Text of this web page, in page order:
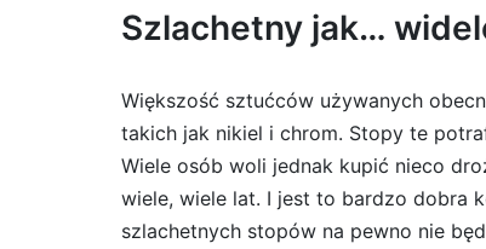
Szlachetny jak…
Większość sztućców używanych
takich jak nikiel i chrom. Stopy te
Wiele osób woli jednak kupić nieco
wiele, wiele lat. I jest to bardzo dobra
szlachetnych stopów na pewno nie